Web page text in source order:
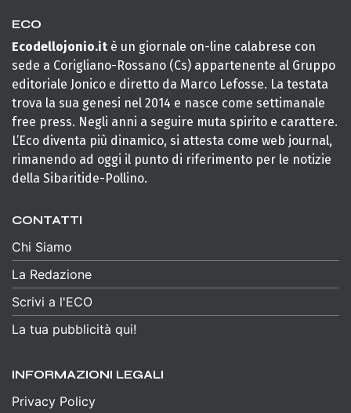
ECO
Ecodellojonio.it è un giornale on-line calabrese con
sede a Corigliano-Rossano (Cs) appartenente al Gruppo
editoriale Jonico e diretto da Marco Lefosse. La testata
trova la sua genesi nel 2014 e nasce come settimanale
free press. Negli anni a seguire muta spirito e carattere.
L’Eco diventa più dinamico, si attesta come web journal,
rimanendo ad oggi il punto di riferimento per le notizie
della Sibaritide-Pollino.
CONTATTI
Chi Siamo
La Redazione
Scrivi a l'ECO
La tua pubblicità qui!
INFORMAZIONI LEGALI
Privacy Policy